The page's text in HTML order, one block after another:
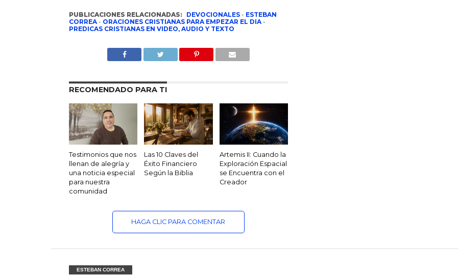
PUBLICACIONES RELACIONADAS: DEVOCIONALES- ESTEBAN
CORREA- ORACIONES CRISTIANAS PARA EMPEZAR EL DIA-
PREDICAS CRISTIANAS EN VIDEO, AUDIO Y TEXTO
RECOMENDADO PARA TI
Testimonios que nos
llenan de alegría y
una noticia especial
para nuestra
comunidad
Las 10 Claves del
Éxito Financiero
Según la Biblia
Artemis II: Cuando la
Exploración Espacial
se Encuentra con el
Creador
HAGA CLIC PARA COMENTAR
ESTEBAN CORREA